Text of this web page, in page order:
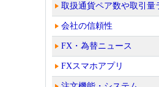
取扱通貨ペア数や取引量
会社の信頼性
FX・為替ニュース
FXスマホアプリ